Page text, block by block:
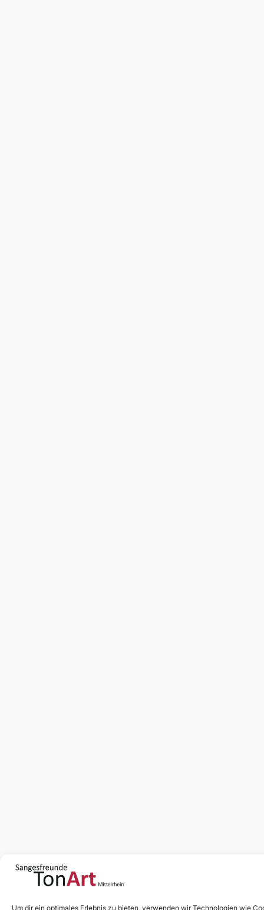
Um dir ein optimales Erlebnis zu bieten, verwenden wir Technologien wie